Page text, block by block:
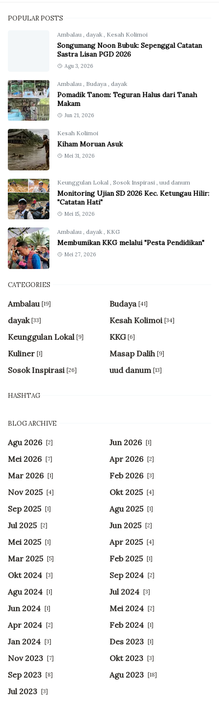
POPULAR POSTS
Ambalau dayak Kesah Kolimoi
Songumang Noon Bubuk: Sepenggal Catatan
Sastra Lisan PGD 2026
Agu 3, 2026
Ambalau Budaya dayak
Pomadik Tanom: Teguran Halus dari Tanah
Makam
Jun 21, 2026
Kesah Kolimoi
Kiham Moruan Asuk
Mei 31, 2026
Keunggulan Lokal Sosok Inspirasi uud danum
Monitoring Ujian SD 2026 Kec. Ketungau Hilir:
"Catatan Hati"
Mei 15, 2026
Ambalau dayak KKG
Membumikan KKG melalui "Pesta Pendidikan"
Mei 27, 2026
CATEGORIES
Ambalau [19] Budaya [41]
dayak [33] Kesah Kolimoi [34]
Keunggulan Lokal [9] KKG [6]
Kuliner [1] Masap Dalih [9]
Sosok Inspirasi [26] uud danum [13]
HASHTAG
BLOG ARCHIVE
Agu 2026 [2] Jun 2026 [1]
Mei 2026 [7] Apr 2026 [2]
Mar 2026 [1] Feb 2026 [3]
Nov 2025 [4] Okt 2025 [4]
Sep 2025 [1] Agu 2025 [1]
Jul 2025 [2] Jun 2025 [2]
Mei 2025 [1] Apr 2025 [4]
Mar 2025 [5] Feb 2025 [1]
Okt 2024 [3] Sep 2024 [2]
Agu 2024 [1] Jul 2024 [3]
Jun 2024 [1] Mei 2024 [2]
Apr 2024 [2] Feb 2024 [1]
Jan 2024 [3] Des 2023 [1]
Nov 2023 [7] Okt 2023 [3]
Sep 2023 [8] Agu 2023 [18]
Jul 2023 [3]